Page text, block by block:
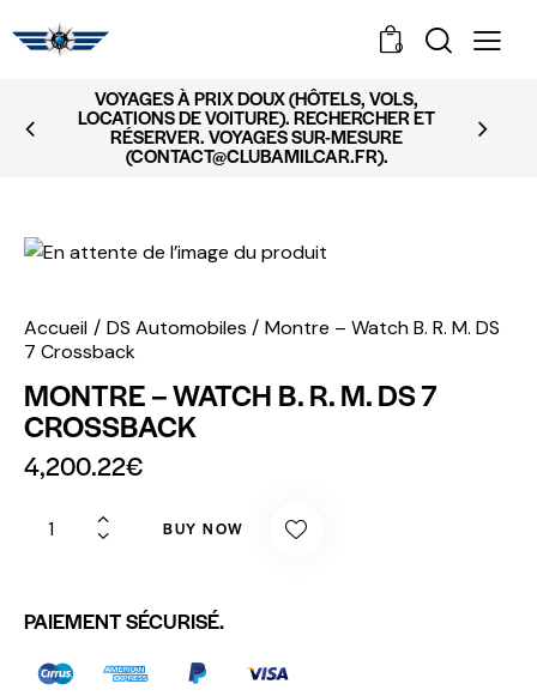
0
VOYAGES À PRIX DOUX (HÔTELS, VOLS,
LOCATIONS DE VOITURE). RECHERCHER ET
RÉSERVER. VOYAGES SUR-MESURE
(CONTACT@CLUBAMILCAR.FR).
Accueil DS Automobiles
Montre – Watch B. R. M. DS
7 Crossback
MONTRE – WATCH B. R. M. DS 7
CROSSBACK
4,200.22€
BUY NOW
PAIEMENT SÉCURISÉ.